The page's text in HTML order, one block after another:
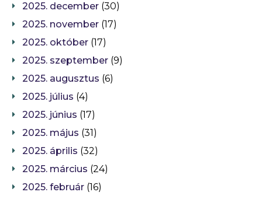
2025. december (30)
2025. november (17)
2025. október (17)
2025. szeptember (9)
2025. augusztus (6)
2025. július (4)
2025. június (17)
2025. május (31)
2025. április (32)
2025. március (24)
2025. február (16)